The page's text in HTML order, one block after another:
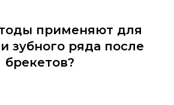
применяют для
зубного ряда после
брекетов?